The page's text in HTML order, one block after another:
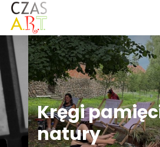
Droga
Kręgi pamięci,
natury